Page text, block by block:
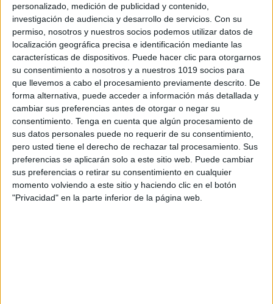
personalizado, medición de publicidad y contenido,
investigación de audiencia y desarrollo de servicios. Con su
permiso, nosotros y nuestros socios podemos utilizar datos de
localización geográfica precisa e identificación mediante las
características de dispositivos. Puede hacer clic para otorgarnos
su consentimiento a nosotros y a nuestros 1019 socios para
que llevemos a cabo el procesamiento previamente descrito. De
forma alternativa, puede acceder a información más detallada y
cambiar sus preferencias antes de otorgar o negar su
consentimiento. Tenga en cuenta que algún procesamiento de
sus datos personales puede no requerir de su consentimiento,
pero usted tiene el derecho de rechazar tal procesamiento. Sus
preferencias se aplicarán solo a este sitio web. Puede cambiar
sus preferencias o retirar su consentimiento en cualquier
momento volviendo a este sitio y haciendo clic en el botón
"Privacidad" en la parte inferior de la página web.
los gestos lo antes posible.
Podemos usar un cronómetro para
que sea más divertido y lo
intenten hacer antes de que acabe
el tiempo.
Una vez hecho el reto, el alumn@
eligirá otra tira que le dará a
su compañero para poder realizar
la secuencia.
Normalmente, una vez que lo hacen y lo
han conseguido yo les premio con una